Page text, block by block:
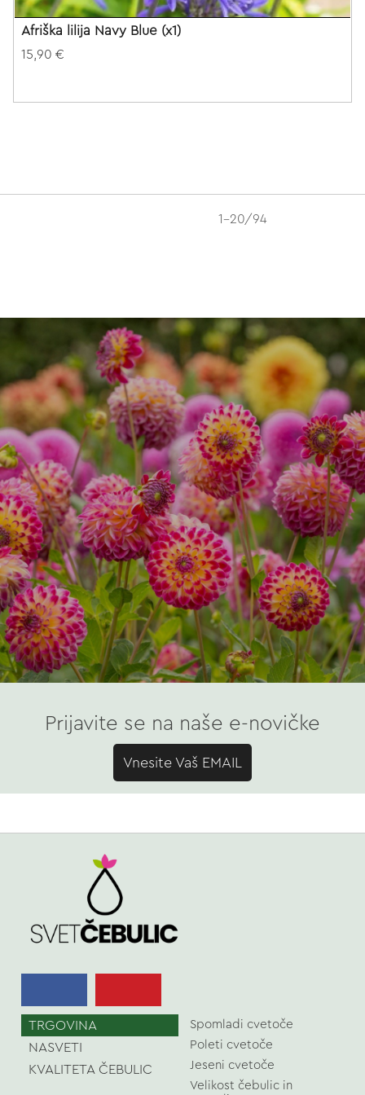
Afriška lilija Navy Blue (x1)
15,90 €
1-20/94
Prijavite se na naše e-novičke
Vnesite Vaš EMAIL
TRGOVINA
NASVETI
KVALITETA ČEBULIC
Spomladi cvetoče
Poleti cvetoče
Jeseni cvetoče
Velikost čebulic in